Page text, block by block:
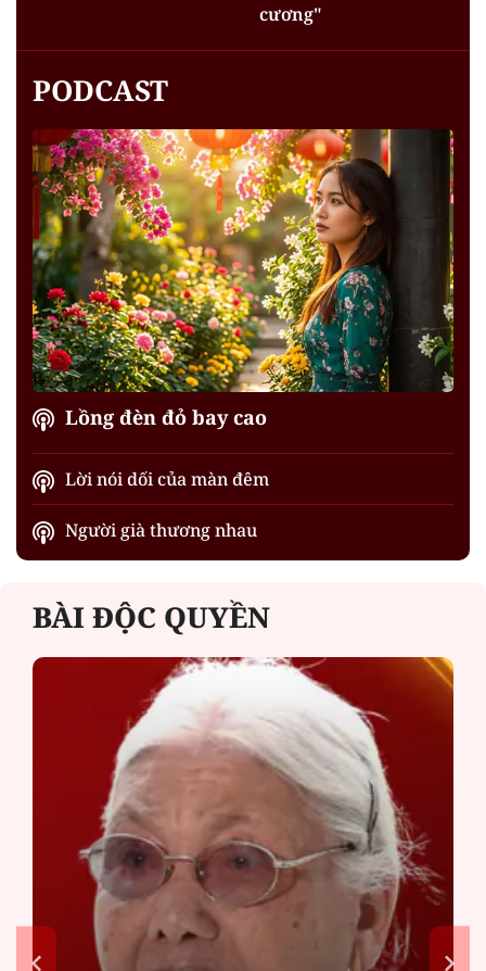
cương"
PODCAST
Lồng đèn đỏ bay cao
Lời nói dối của màn đêm
Người già thương nhau
BÀI ĐỘC QUYỀN